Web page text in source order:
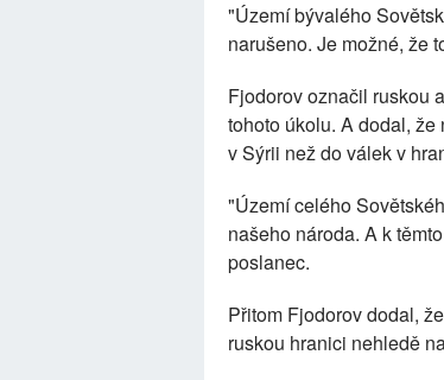
"Území bývalého
narušeno. Je možné, že
Fjodorov označil ruskou
tohoto úkolu. A dodal,
v Sýrii než do válek v
"Území celého
našeho národa. A k
poslanec.
Přitom Fjodorov dodal,
ruskou hranici nehledě